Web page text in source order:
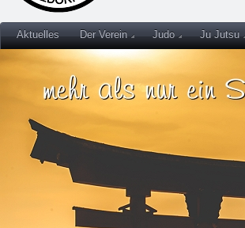
Aktuelles Der Verein Judo Ju Jutsu